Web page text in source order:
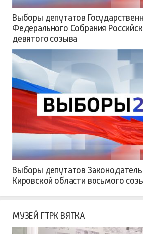
Выборы депутатов
Федерального Собрания
девятого созыва
Выборы депутатов
Кировской области восьмого
МУЗЕЙ ГТРК ВЯТКА